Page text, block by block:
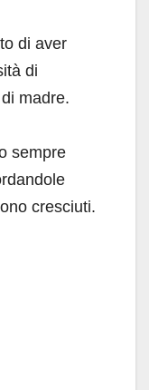
di aver
di
madre.
sempre
cresciuti.